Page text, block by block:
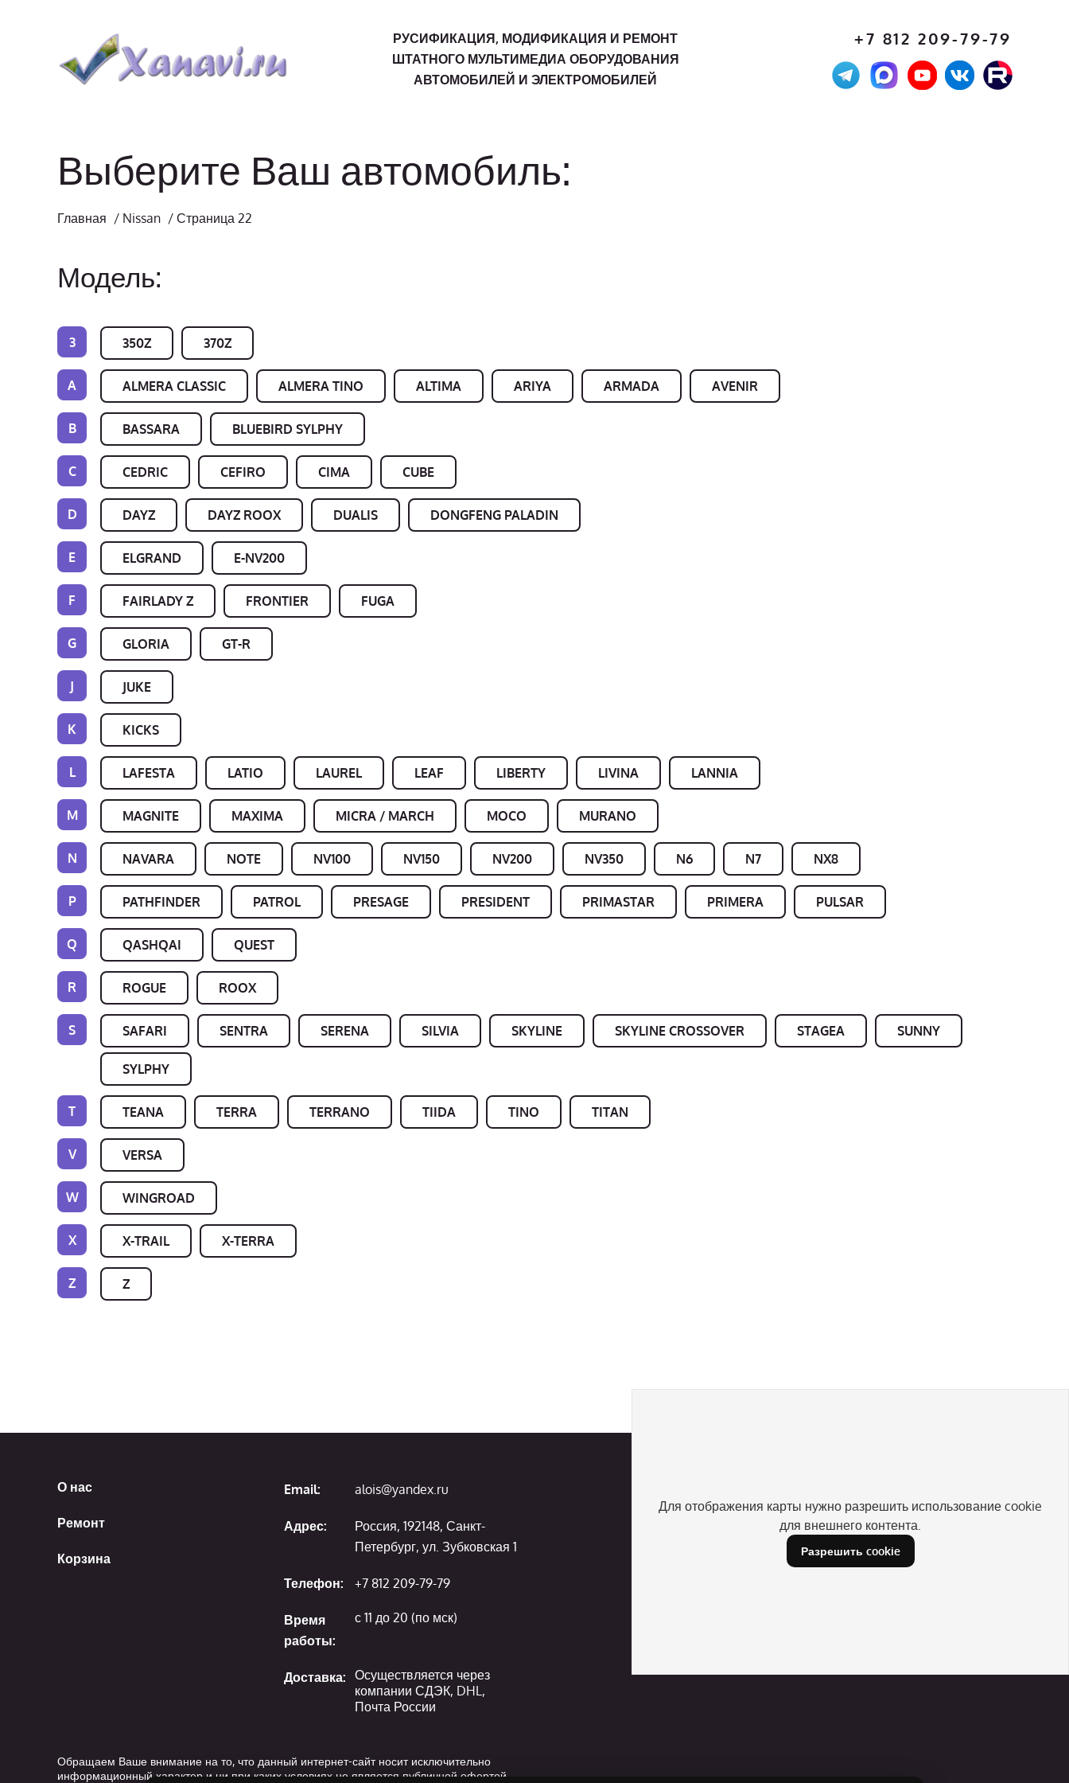
РУСИФИКАЦИЯ, МОДИФИКАЦИЯ И РЕМОНТ
ШТАТНОГО МУЛЬТИМЕДИА ОБОРУДОВАНИЯ
АВТОМОБИЛЕЙ И ЭЛЕКТРОМОБИЛЕЙ
+7 812 209-79-79
Выберите Ваш автомобиль:
Главная / Nissan / Страница 22
Модель:
3 350Z 370Z
A ALMERA CLASSIC ALMERA TINO ALTIMA ARIYA ARMADA AVENIR
B BASSARA BLUEBIRD SYLPHY
C CEDRIC CEFIRO CIMA CUBE
D DAYZ DAYZ ROOX DUALIS DONGFENG PALADIN
E ELGRAND E-NV200
F FAIRLADY Z FRONTIER FUGA
G GLORIA GT-R
J JUKE
K KICKS
L LAFESTA LATIO LAUREL LEAF LIBERTY LIVINA LANNIA
M MAGNITE MAXIMA MICRA / MARCH MOCO MURANO
N NAVARA NOTE NV100 NV150 NV200 NV350 N6 N7 NX8
P PATHFINDER PATROL PRESAGE PRESIDENT PRIMASTAR PRIMERA PULSAR
Q QASHQAI QUEST
R ROGUE ROOX
S SAFARI SENTRA SERENA SILVIA SKYLINE SKYLINE CROSSOVER STAGEA SUNNY
SYLPHY
T TEANA TERRA TERRANO TIIDA TINO TITAN
V VERSA
W WINGROAD
X X-TRAIL X-TERRA
Z Z
О нас
Ремонт
Корзина
Email: alois@yandex.ru
Адрес:
Россия, 192148, Санкт-
Петербург, ул. Зубковская 1
Телефон: +7 812 209-79-79
Время
работы:
с 11 до 20 (по мск)
Доставка: Осуществляется через
компании СДЭК, DHL,
Почта России
Обращаем Ваше внимание на то, что данный интернет-сайт носит исключительно
информационный характер и ни при каких условиях не является публичной офертой,
Для отображения карты нужно разрешить использование cookie
для внешнего контента.
Разрешить cookie